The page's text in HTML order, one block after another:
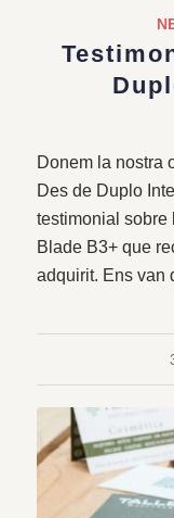
Donem la nostra
Des de Duplo
testimonial
Blade B3+ que
adquirit. Ens van